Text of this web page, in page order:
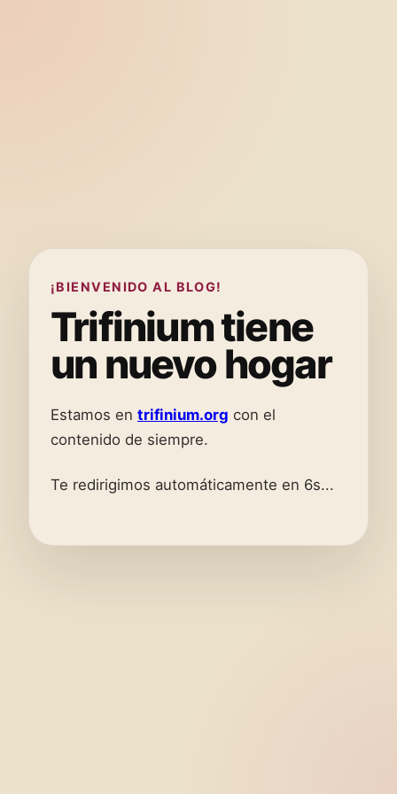
¡BIENVENIDO AL BLOG!
Trifinium tiene
un nuevo hogar
Estamos en trifinium.org con el
contenido de siempre.
Te redirigimos automáticamente en 6s...